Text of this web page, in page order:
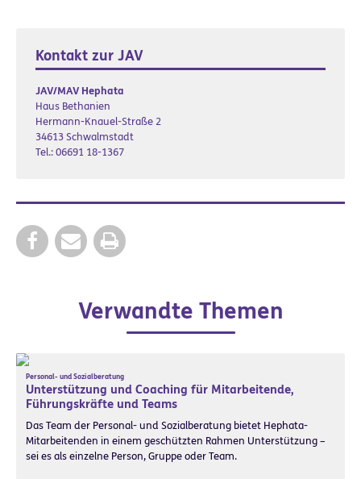
Kontakt zur JAV
JAV/MAV Hephata
Haus Bethanien
Hermann-Knauel-Straße 2
34613 Schwalmstadt
Tel.: 06691 18-1367
Verwandte Themen
Personal- und Sozialberatung
Unterstützung und Coaching für Mitarbeitende,
Führungskräfte und Teams
Das Team der Personal- und Sozialberatung bietet Hephata-
Mitarbeitenden in einem geschützten Rahmen Unterstützung –
sei es als einzelne Person, Gruppe oder Team.